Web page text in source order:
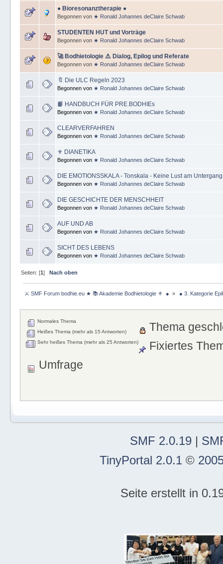
● Bioresonanztherapie ●
Begonnen von ★ Ronald Johannes deClaire Schwab
STUDENTEN HUT und Vorträge
Begonnen von ★ Ronald Johannes deClaire Schwab
🚀 Bodhietologie ⚠️ Dialog, Epilog und Referate
Begonnen von ★ Ronald Johannes deClaire Schwab
🔖 Die ULC Regeln 2023
Begonnen von ★ Ronald Johannes deClaire Schwab
📙 HANDBUCH FÜR PRE.BODHIEs
Begonnen von ★ Ronald Johannes deClaire Schwab
CLEARVERFAHREN
Begonnen von ★ Ronald Johannes deClaire Schwab
⚜ DIANETIKA
Begonnen von ★ Ronald Johannes deClaire Schwab
DIE EMOTIONSSKALA - Tonskala - Keine Lust am Untergang
Begonnen von ★ Ronald Johannes deClaire Schwab
DIE GESCHICHTE DER MENSCHHEIT
Begonnen von ★ Ronald Johannes deClaire Schwab
AUF UND AB
Begonnen von ★ Ronald Johannes deClaire Schwab
SICHT DES LEBENS
Begonnen von ★ Ronald Johannes deClaire Schwab
Seiten: [1] Nach oben
⚔ SMF Forum bodhie.eu ★ 📚 Akademie Bodhietologie ⚜  ● » ● 3. Kategorie
Normales Thema
Heißes Thema (mehr als 15 Antworten)
Sehr heißes Thema (mehr als 25 Antworten)
Thema
Fixiertes
Umfrage
SMF 2.0.19|
TinyPortal 2.0.1©
Seite erstellt in